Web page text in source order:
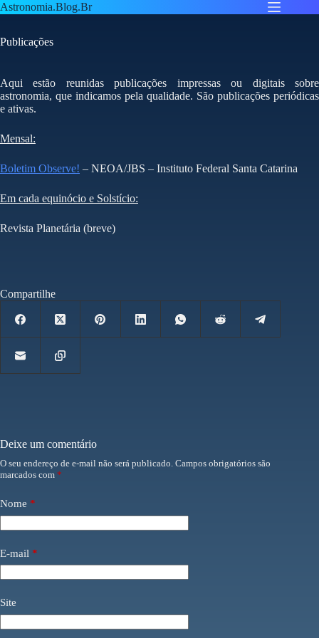
Pular
para
conteúdo
Astronomia.Blog.Br
Publicações
Aqui estão reunidas publicações impressas ou digitais sobre
astronomia, que indicamos pela qualidade. São publicações periódicas
e ativas.
Mensal:
Boletim Observe! – NEOA/JBS – Instituto Federal Santa Catarina
Em cada equinócio e Solstício:
Revista Planetária (breve)
Compartilhe
Deixe um comentário
O seu endereço de e-mail não será publicado. Campos obrigatórios são
marcados com *
Nome *
E-mail *
Site